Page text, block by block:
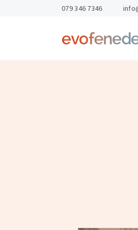
Return
Kennis &
079 346 7346